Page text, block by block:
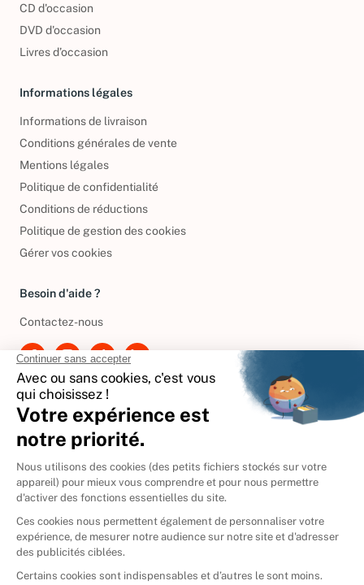
CD d'occasion
DVD d'occasion
Livres d’occasion
Informations légales
Informations de livraison
Conditions générales de vente
Mentions légales
Politique de confidentialité
Conditions de réductions
Politique de gestion des cookies
Gérer vos cookies
Besoin d'aide ?
Contactez-nous
International
🇪🇸 Espagne
🇩🇪Allemagne
🇮🇹 Italie